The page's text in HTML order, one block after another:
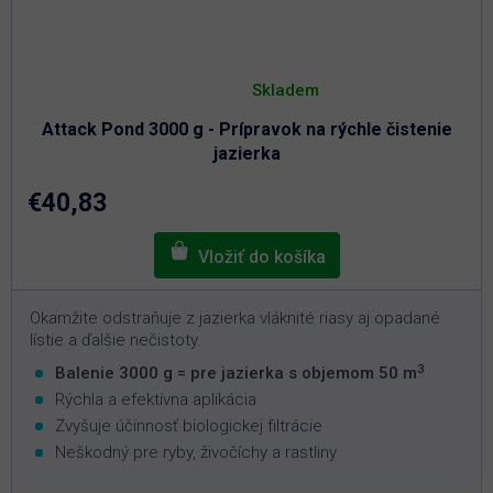
Attack Pond 3000 g - Prípravok na rýchle čistenie
jazierka
hodnotenie
5,0
z
5
Skladem
€40,83
Okamžite odstraňuje z jazierka vláknité riasy aj opadané
lístie a ďalšie nečistoty.
Balenie 3000 g = pre jazierka s objemom 50 m3
Rýchla a efektívna aplikácia
Zvyšuje účinnosť biologickej filtrácie
Neškodný pre ryby, živočíchy a rastliny